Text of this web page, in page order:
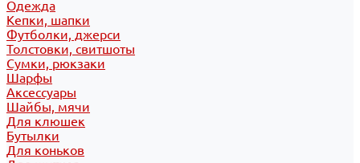
Одежда
Кепки, шапки
Футболки, джерси
Толстовки, свитшоты
Сумки, рюкзаки
Шарфы
Аксессуары
Шайбы, мячи
Для клюшек
Бутылки
Для коньков